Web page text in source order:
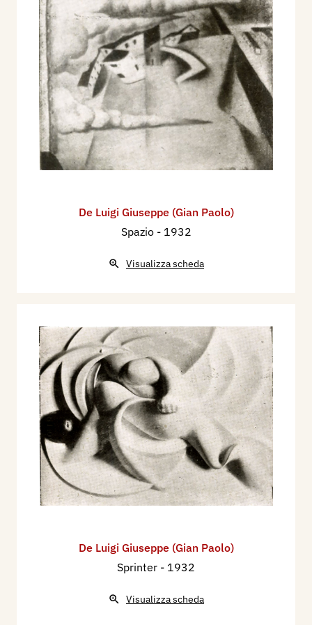
De Luigi Giuseppe (Gian Paolo)
Spazio - 1932
Visualizza scheda
De Luigi Giuseppe (Gian Paolo)
Sprinter - 1932
Visualizza scheda